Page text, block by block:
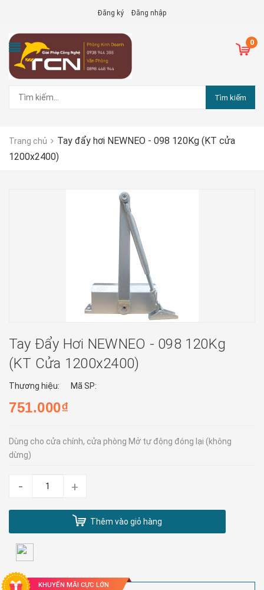
Đăng ký Đăng nhập
0
Tìm kiếm
Trang chủ
Tay đẩy hơi NEWNEO - 098 120Kg (KT cửa
1200x2400)
Tay Đẩy Hơi NEWNEO - 098 120Kg
(KT Cửa 1200x2400)
Thương hiệu: Mã SP:
751.000₫
Dùng cho cửa chính, cửa phòng Mở tự động đóng lại (không
dừng)
- +
Thêm vào giỏ hàng
KHUYẾN MÃI CỰC LỚN